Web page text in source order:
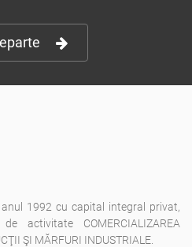
1992 cu capital integral privat,
activitate COMERCIALIZAREA
ŞI MĂRFURI INDUSTRIALE.